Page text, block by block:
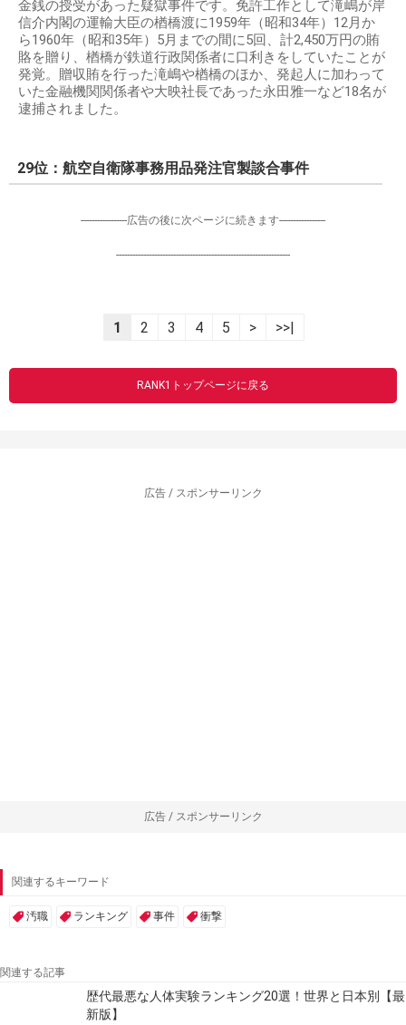
金銭の授受があった疑獄事件です。免許工作として滝嶋が岸
信介内閣の運輸大臣の楢橋渡に1959年（昭和34年）12月か
ら1960年（昭和35年）5月までの間に5回、計2,450万円の賄
賂を贈り、楢橋が鉄道行政関係者に口利きをしていたことが
発覚。贈収賄を行った滝嶋や楢橋のほか、発起人に加わって
いた金融機関関係者や大映社長であった永田雅一など18名が
逮捕されました。
29位：航空自衛隊事務用品発注官製談合事件
-----------------広告の後に次ページに続きます-----------------
----------------------------------------------------------------
1 2 3 4 5 > >>|
RANK1トップページに戻る
広告 / スポンサーリンク
広告 / スポンサーリンク
関連するキーワード
汚職 ランキング 事件 衝撃
関連する記事
歴代最悪な人体実験ランキング20選！世界と日本別【最
新版】